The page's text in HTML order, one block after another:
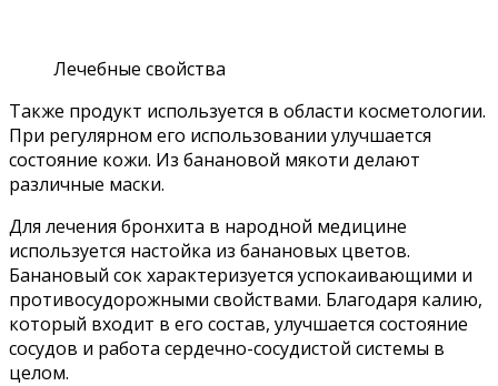
Лечебные свойства
Также продукт используется в области косметологии.
При регулярном его использовании улучшается
состояние кожи. Из банановой мякоти делают
различные маски.
Для лечения бронхита в народной медицине
используется настойка из банановых цветов.
Банановый сок характеризуется успокаивающими и
противосудорожными свойствами. Благодаря калию,
который входит в его состав, улучшается состояние
сосудов и работа сердечно-сосудистой системы в
целом.